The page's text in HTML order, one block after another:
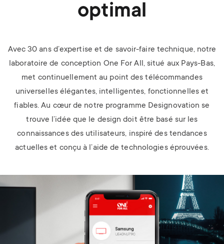
optimal
Avec 30 ans d’expertise et de savoir-faire technique, notre
laboratoire de conception One For All, situé aux Pays-Bas,
met continuellement au point des télécommandes
universelles élégantes, intelligentes, fonctionnelles et
fiables. Au cœur de notre programme Designovation se
trouve l’idée que le design doit être basé sur les
connaissances des utilisateurs, inspiré des tendances
actuelles et conçu à l’aide de technologies éprouvées.